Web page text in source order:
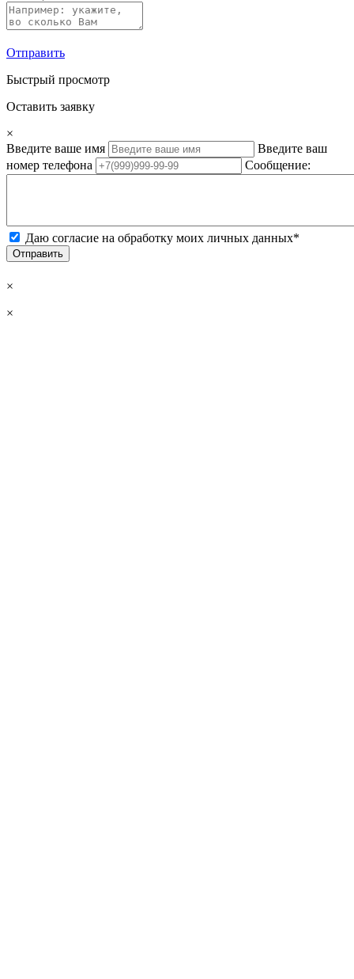
Отправить
Быстрый просмотр
Оставить заявку
×
Введите ваше имя
Введите ваш
номер телефона
Сообщение:
Даю согласие на обработку моих личных данных*
Отправить
×
×